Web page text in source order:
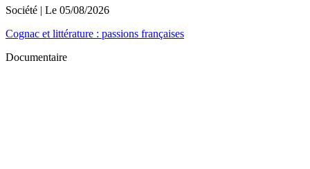
Société | Le 05/08/2026
Cognac et littérature : passions françaises
Documentaire